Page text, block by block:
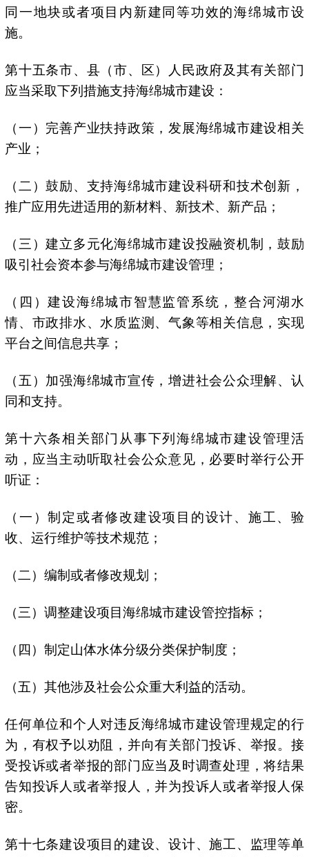
同一地块或者项目内新建同等功效的海绵城市设
施。
第十五条市、县（市、区）人民政府及其有关部门
应当采取下列措施支持海绵城市建设：
（一）完善产业扶持政策，发展海绵城市建设相关
产业；
（二）鼓励、支持海绵城市建设科研和技术创新，
推广应用先进适用的新材料、新技术、新产品；
（三）建立多元化海绵城市建设投融资机制，鼓励
吸引社会资本参与海绵城市建设管理；
（四）建设海绵城市智慧监管系统，整合河湖水
情、市政排水、水质监测、气象等相关信息，实现
平台之间信息共享；
（五）加强海绵城市宣传，增进社会公众理解、认
同和支持。
第十六条相关部门从事下列海绵城市建设管理活
动，应当主动听取社会公众意见，必要时举行公开
听证：
（一）制定或者修改建设项目的设计、施工、验
收、运行维护等技术规范；
（二）编制或者修改规划；
（三）调整建设项目海绵城市建设管控指标；
（四）制定山体水体分级分类保护制度；
（五）其他涉及社会公众重大利益的活动。
任何单位和个人对违反海绵城市建设管理规定的行
为，有权予以劝阻，并向有关部门投诉、举报。接
受投诉或者举报的部门应当及时调查处理，将结果
告知投诉人或者举报人，并为投诉人或者举报人保
密。
第十七条建设项目的建设、设计、施工、监理等单